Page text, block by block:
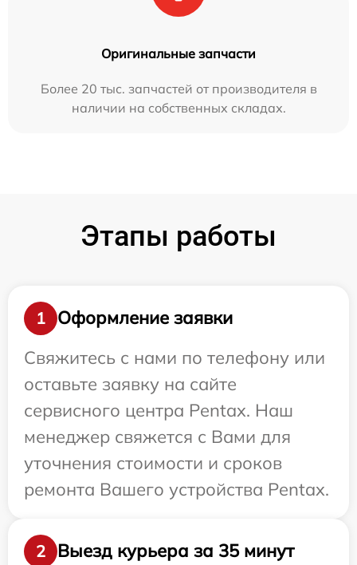
Оригинальные запчасти
Более 20 тыс. запчастей от производителя в
наличии на собственных складах.
Этапы работы
1
Оформление заявки
Свяжитесь с нами по телефону или
оставьте заявку на сайте
сервисного центра Pentax. Наш
менеджер свяжется с Вами для
уточнения стоимости и сроков
ремонта Вашего устройства Pentax.
2 Выезд курьера за 35 минут